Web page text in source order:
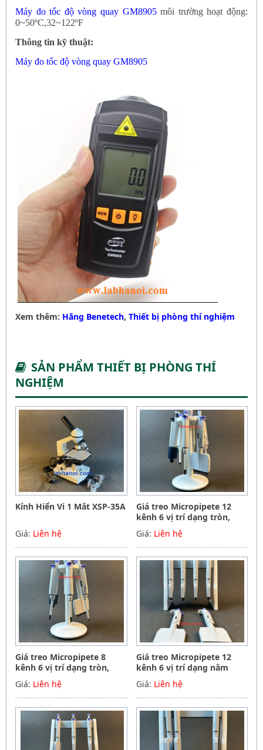
Máy đo tốc độ vòng quay GM8905môi trường hoạt động:
0~50ºC,32~122ºF
Thông tin kỹ thuật:
Máy đo tốc độ vòng quay GM8905
Xem thêm: Hãng Benetech, Thiết bị phòng thí nghiệm
SẢN PHẨM THIẾT BỊ PHÒNG THÍ
NGHIỆM
Kính Hiển Vi 1 Mắt XSP-35A
Giá: Liên hệ
Giá treo Micropipete 12
kênh 6 vị trí dạng tròn,
Hãng Phoenix instrument
Germany
Giá: Liên hệ
Giá treo Micropipete 8
kênh 6 vị trí dạng tròn,
Hãng Phoenix instrument
Germany
Giá: Liên hệ
Giá treo Micropipete 12
kênh 6 vị trí dạng nằm
ngang, Hãng Phoenix
instrument Germany
Giá: Liên hệ